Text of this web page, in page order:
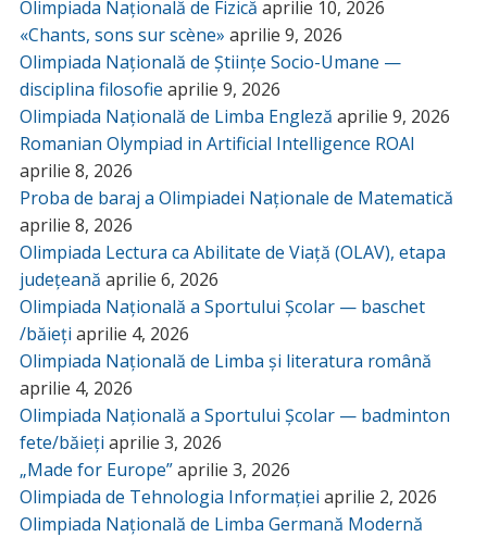
Olimpiada Națională de Fizică aprilie 10, 2026
«Chants, sons sur scène» aprilie 9, 2026
Olimpiada Națională de Științe Socio-Umane —
disciplina filosofie aprilie 9, 2026
Olimpiada Națională de Limba Engleză aprilie 9, 2026
Romanian Olympiad in Artificial Intelligence ROAI
aprilie 8, 2026
Proba de baraj a Olimpiadei Naționale de Matematică
aprilie 8, 2026
Olimpiada Lectura ca Abilitate de Viață (OLAV), etapa
județeană aprilie 6, 2026
Olimpiada Națională a Sportului Școlar — baschet
/băieți aprilie 4, 2026
Olimpiada Națională de Limba și literatura română
aprilie 4, 2026
Olimpiada Națională a Sportului Școlar — badminton
fete/băieți aprilie 3, 2026
„Made for Europe”aprilie 3, 2026
Olimpiada de Tehnologia Informației aprilie 2, 2026
Olimpiada Națională de Limba Germană Modernă